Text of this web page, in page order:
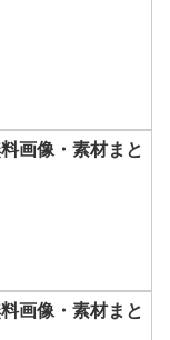
画像・素材まと
画像・素材まと